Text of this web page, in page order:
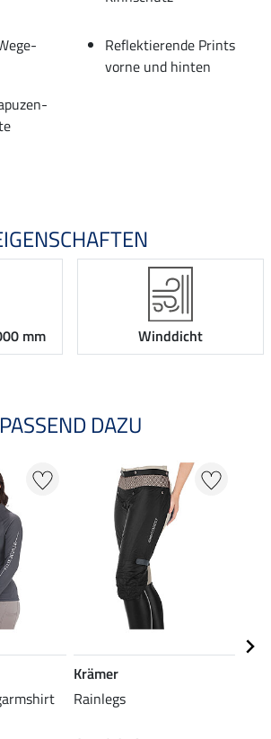
Reflektierende Prints
vorne und hinten
mm Winddicht
PASSEND DAZU
Krämer
Rainlegs